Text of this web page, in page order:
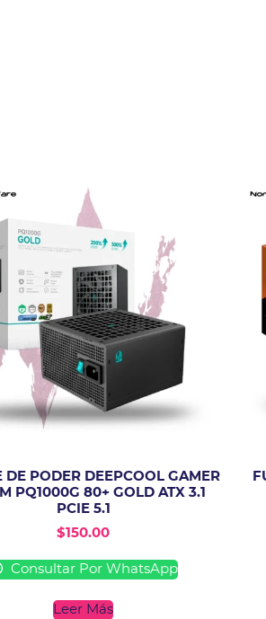
DE PODER DEEPCOOL GAMER
PQ1000G 80+ GOLD ATX 3.1
PCIE 5.1
$150.00
Consultar Por WhatsApp
Leer Más